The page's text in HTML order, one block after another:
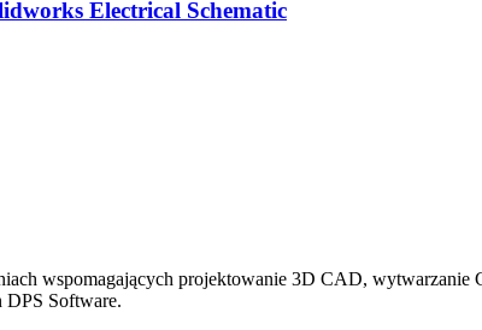
Electrical Schematic
wspomagających projektowanie 3D CAD,
DPS Software.